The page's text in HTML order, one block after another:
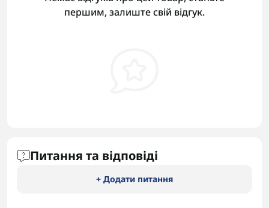
першим, залиште свій відгук.
Питання та відповіді
+ Додати питання